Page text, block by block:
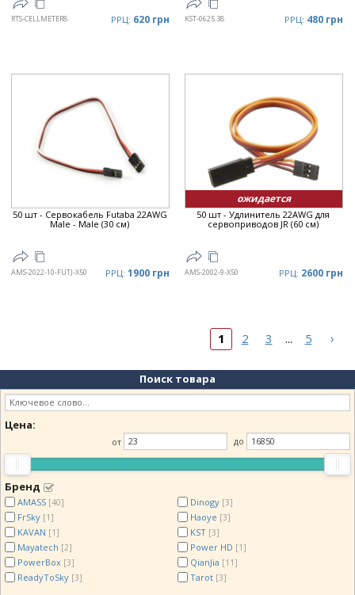
RTS-CELLMETER8 РРЦ: 620 грн KST-0625.38 РРЦ: 480 грн
50 шт - Сервокабель Futaba 22AWG
Male - Male (30 см)
AMS-2022-10-FUTJ-X50 РРЦ: 1900 грн
ожидается
50 шт - Удлинитель 22AWG для
сервоприводов JR (60 см)
AMS-2002-9-X50 РРЦ: 2600 грн
1 2 3 ... 5 ›
Поиск товара
Цена:
от до
Бренд
AMASS [40] Dinogy [3]
FrSky [1] Haoye [3]
KAVAN [1] KST [3]
Mayatech [2] Power HD [1]
PowerBox [3] QianJia [11]
ReadyToSky [3] Tarot [3]